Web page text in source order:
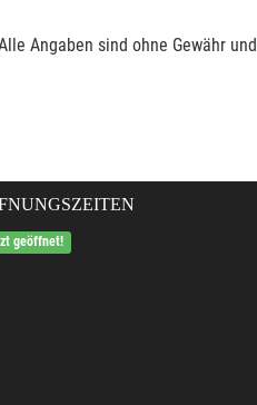
Angaben sind ohne Gewähr
geöffnet!